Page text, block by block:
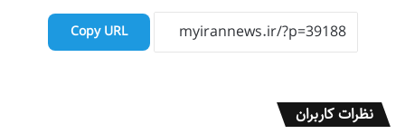
Copy URL
نظرات کاربران